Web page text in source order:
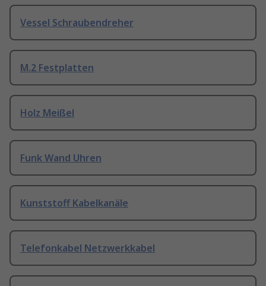
Vessel Schraubendreher
M.2 Festplatten
Holz Meißel
Funk Wand Uhren
Kunststoff Kabelkanäle
Telefonkabel Netzwerkkabel